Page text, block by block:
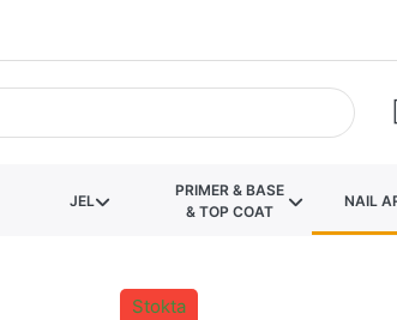
JEL
PRIMER & BASE
& TOP COAT
NAIL
Stokta